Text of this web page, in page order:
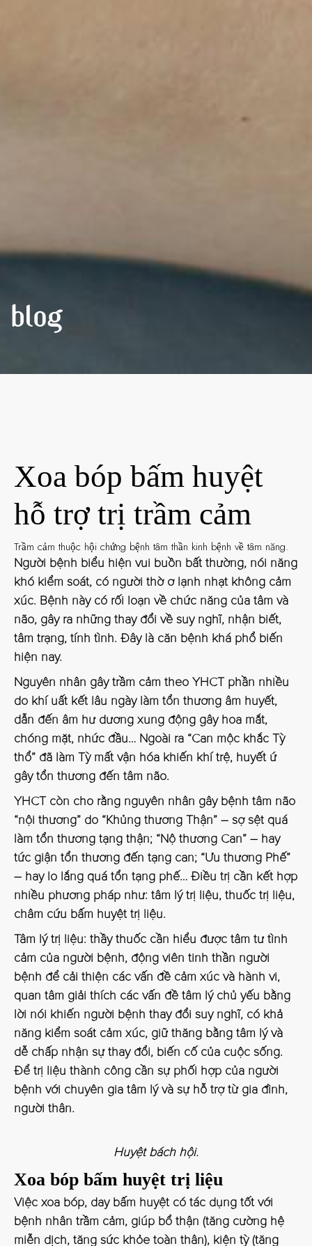
BLOG
Xoa bóp bấm huyệt
hỗ trợ trị trầm cảm
Trầm cảm thuộc hội chứng bệnh tâm thần kinh bệnh về tâm năng.
Người bệnh biểu hiện vui buồn bất thường, nói năng
khó kiểm soát, có người thờ ơ lạnh nhạt không cảm
xúc. Bệnh này có rối loạn về chức năng của tâm và
não, gây ra những thay đổi về suy nghĩ, nhận biết,
tâm trạng, tính tình. Đây là căn bệnh khá phổ biến
hiện nay.
Nguyên nhân gây trầm cảm theo YHCT phần nhiều
do khí uất kết lâu ngày làm tổn thương âm huyết,
dẫn đến âm hư dương xung động gây hoa mắt,
chóng mặt, nhức đầu… Ngoài ra “Can mộc khắc Tỳ
thổ” đã làm Tỳ mất vận hóa khiến khí trệ, huyết ứ
gây tổn thương đến tâm não.
YHCT còn cho rằng nguyên nhân gây bệnh tâm não
“nội thương” do “Khủng thương Thận” – sợ sệt quá
làm tổn thương tạng thận; “Nộ thương Can” – hay
tức giận tổn thương đến tạng can; “Ưu thương Phế”
– hay lo lắng quá tổn tạng phế… Điều trị cần kết hợp
nhiều phương pháp như: tâm lý trị liệu, thuốc trị liệu,
châm cứu bấm huyệt trị liệu.
Tâm lý trị liệu: thầy thuốc cần hiểu được tâm tư tình
cảm của người bệnh, động viên tinh thần người
bệnh để cải thiện các vấn đề cảm xúc và hành vi,
quan tâm giải thích các vấn đề tâm lý chủ yếu bằng
lời nói khiến người bệnh thay đổi suy nghĩ, có khả
năng kiểm soát cảm xúc, giữ thăng bằng tâm lý và
dễ chấp nhận sự thay đổi, biến cố của cuộc sống.
Để trị liệu thành công cần sự phối hợp của người
bệnh với chuyên gia tâm lý và sự hỗ trợ từ gia đình,
người thân.
Huyệt bách hội.
Xoa bóp bấm huyệt trị liệu
Việc xoa bóp, day bấm huyệt có tác dụng tốt với
bệnh nhân trầm cảm, giúp bổ thận (tăng cường hệ
miễn dịch, tăng sức khỏe toàn thân), kiện tỳ (tăng